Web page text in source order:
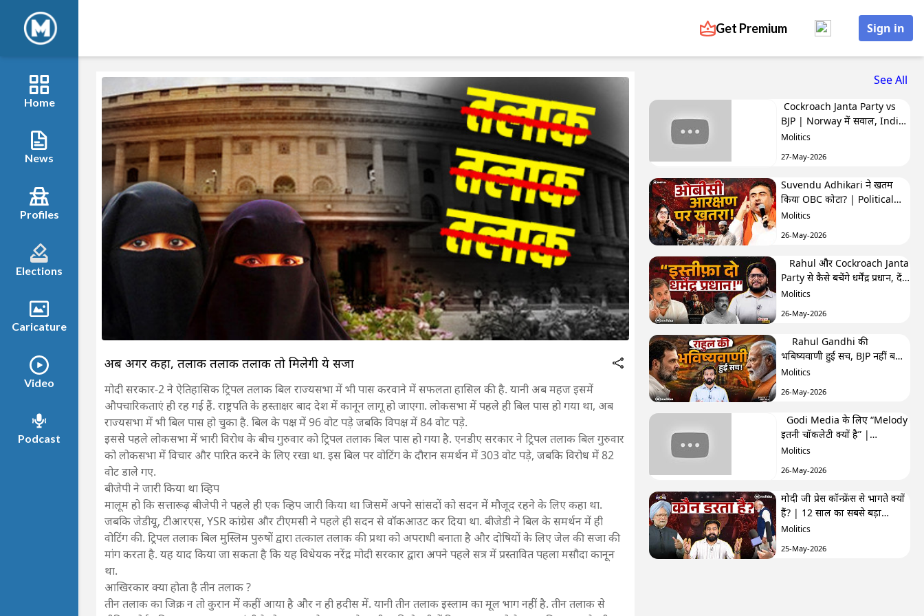
Get Premium Sign in
Home
News
Profiles
Elections
Caricature
Video
Podcast
अब अगर कहा, तलाक तलाक तलाक तो मिलेगी ये सजा
मोदी सरकार-2 ने ऐतिहासिक ट्रिपल तलाक बिल राज्यसभा में भी पास करवाने में सफलता हासिल की है. यानी अब महज इसमें
औपचारिकताएं ही रह गई हैं. राष्ट्रपति के हस्ताक्षर बाद देश में कानून लागू हो जाएगा. लोकसभा में पहले ही बिल पास हो गया था, अब
राज्यसभा में भी बिल पास हो चुका है. बिल के पक्ष में 96 वोट पड़े जबकि विपक्ष में 84 वोट पड़े.
इससे पहले लोकसभा में भारी विरोध के बीच गुरुवार को ट्रिपल तलाक बिल पास हो गया है. एनडीए सरकार ने ट्रिपल तलाक बिल गुरुवार
को लोकसभा में विचार और पारित करने के लिए रखा था. इस बिल पर वोटिंग के दौरान समर्थन में 303 वोट पड़े, जबकि विरोध में 82
वोट डाले गए.
बीजेपी ने जारी किया था व्हिप
मालूम हो कि सत्तारूढ़ बीजेपी ने पहले ही एक व्हिप जारी किया था जिसमें अपने सांसदों को सदन में मौजूद रहने के लिए कहा था.
जबकि जेडीयू, टीआरएस, YSR कांग्रेस और टीएमसी ने पहले ही सदन से वॉकआउट कर दिया था. बीजेडी ने बिल के समर्थन में ही
वोटिंग की. ट्रिपल तलाक बिल मुस्लिम पुरुषों द्वारा तत्काल तलाक की प्रथा को अपराधी बनाता है और दोषियों के लिए जेल की सजा की
मांग करता है. यह याद किया जा सकता है कि यह विधेयक नरेंद्र मोदी सरकार द्वारा अपने पहले सत्र में प्रस्तावित पहला मसौदा कानून
था.
आखिरकार क्या होता है तीन तलाक ?
तीन तलाक का जिक्र न तो कुरान में कहीं आया है और न ही हदीस में. यानी तीन तलाक इस्लाम का मूल भाग नहीं है. तीन तलाक से
See All
Cockroach Janta Party vs
BJP | Norway में सवाल, India
में बवाल | Hafte Ki Highlights
Molitics
27-May-2026
Suvendu Adhikari ने खतम
किया OBC कोटा? | Political
Naari by Nivedita
Molitics
26-May-2026
Rahul और Cockroach Janta
Party से कैसे बचेंगे धर्मेंद्र प्रधान, देंगे
इस्तीफा? | The Molitics Show
Molitics
26-May-2026
भबिष्यवाणी हुई सच, BJP नहीं बना
पाएगी अब सरकार? | F&F Ep-
Molitics
26-May-2026
Godi Media के लिए “Melody
इतनी चॉकलेटी क्यों है” |
TRPhobia by Nivedita
Molitics
26-May-2026
मोदी जी प्रेस कॉन्फ्रेंस से भागते क्यों
हैं? | 12 साल का सबसे बड़ा
सवाल| GenZistan मोदी जी प्रेस
साल का सबसे बड़ा सवाल|
Molitics
25-May-2026